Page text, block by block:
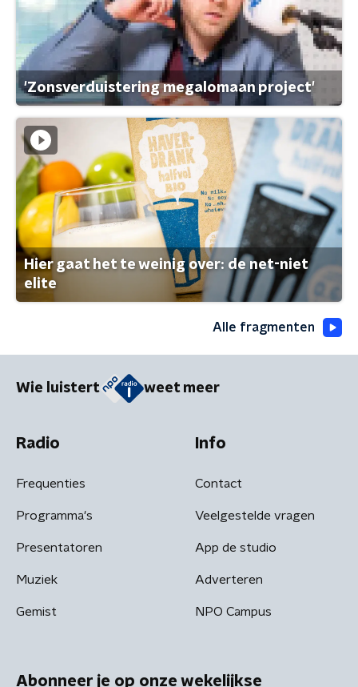
'Zonsverduistering megalomaan project'
Hier gaat het te weinig over: de net-niet
elite
Alle fragmenten
Wie luistert weet meer
Radio
Frequenties
Programma's
Presentatoren
Muziek
Gemist
Info
Contact
Veelgestelde vragen
App de studio
Adverteren
NPO Campus
Abonneer je op onze wekelijkse